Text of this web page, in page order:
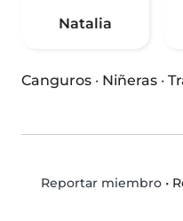
Natalia
Canguros · Niñeras ·
Reportar miembro•